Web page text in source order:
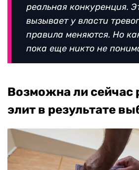
реальная конкуренция.
вызывает у власти
правила меняются. Но
пока еще никто не
Возможна ли сейчас
элит в результате